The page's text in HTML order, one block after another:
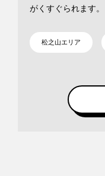
がくすぐられます。
松之山エリア